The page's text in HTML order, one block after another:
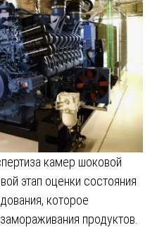
камер шоковой
этап оценки состояния
которое
продуктов.